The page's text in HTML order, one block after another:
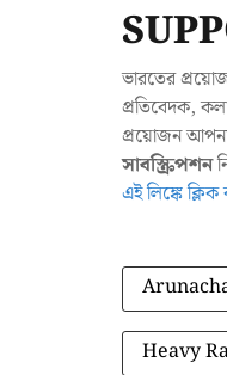
ভারতের
প্রতিবেদক,
প্রয়োজন
সাবস্ক্রিপশন
এই লিঙ্কে
Heavy